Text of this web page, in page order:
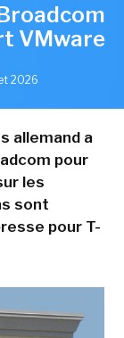
VMware
2026
allemand a
pour
les
sont
pour T-